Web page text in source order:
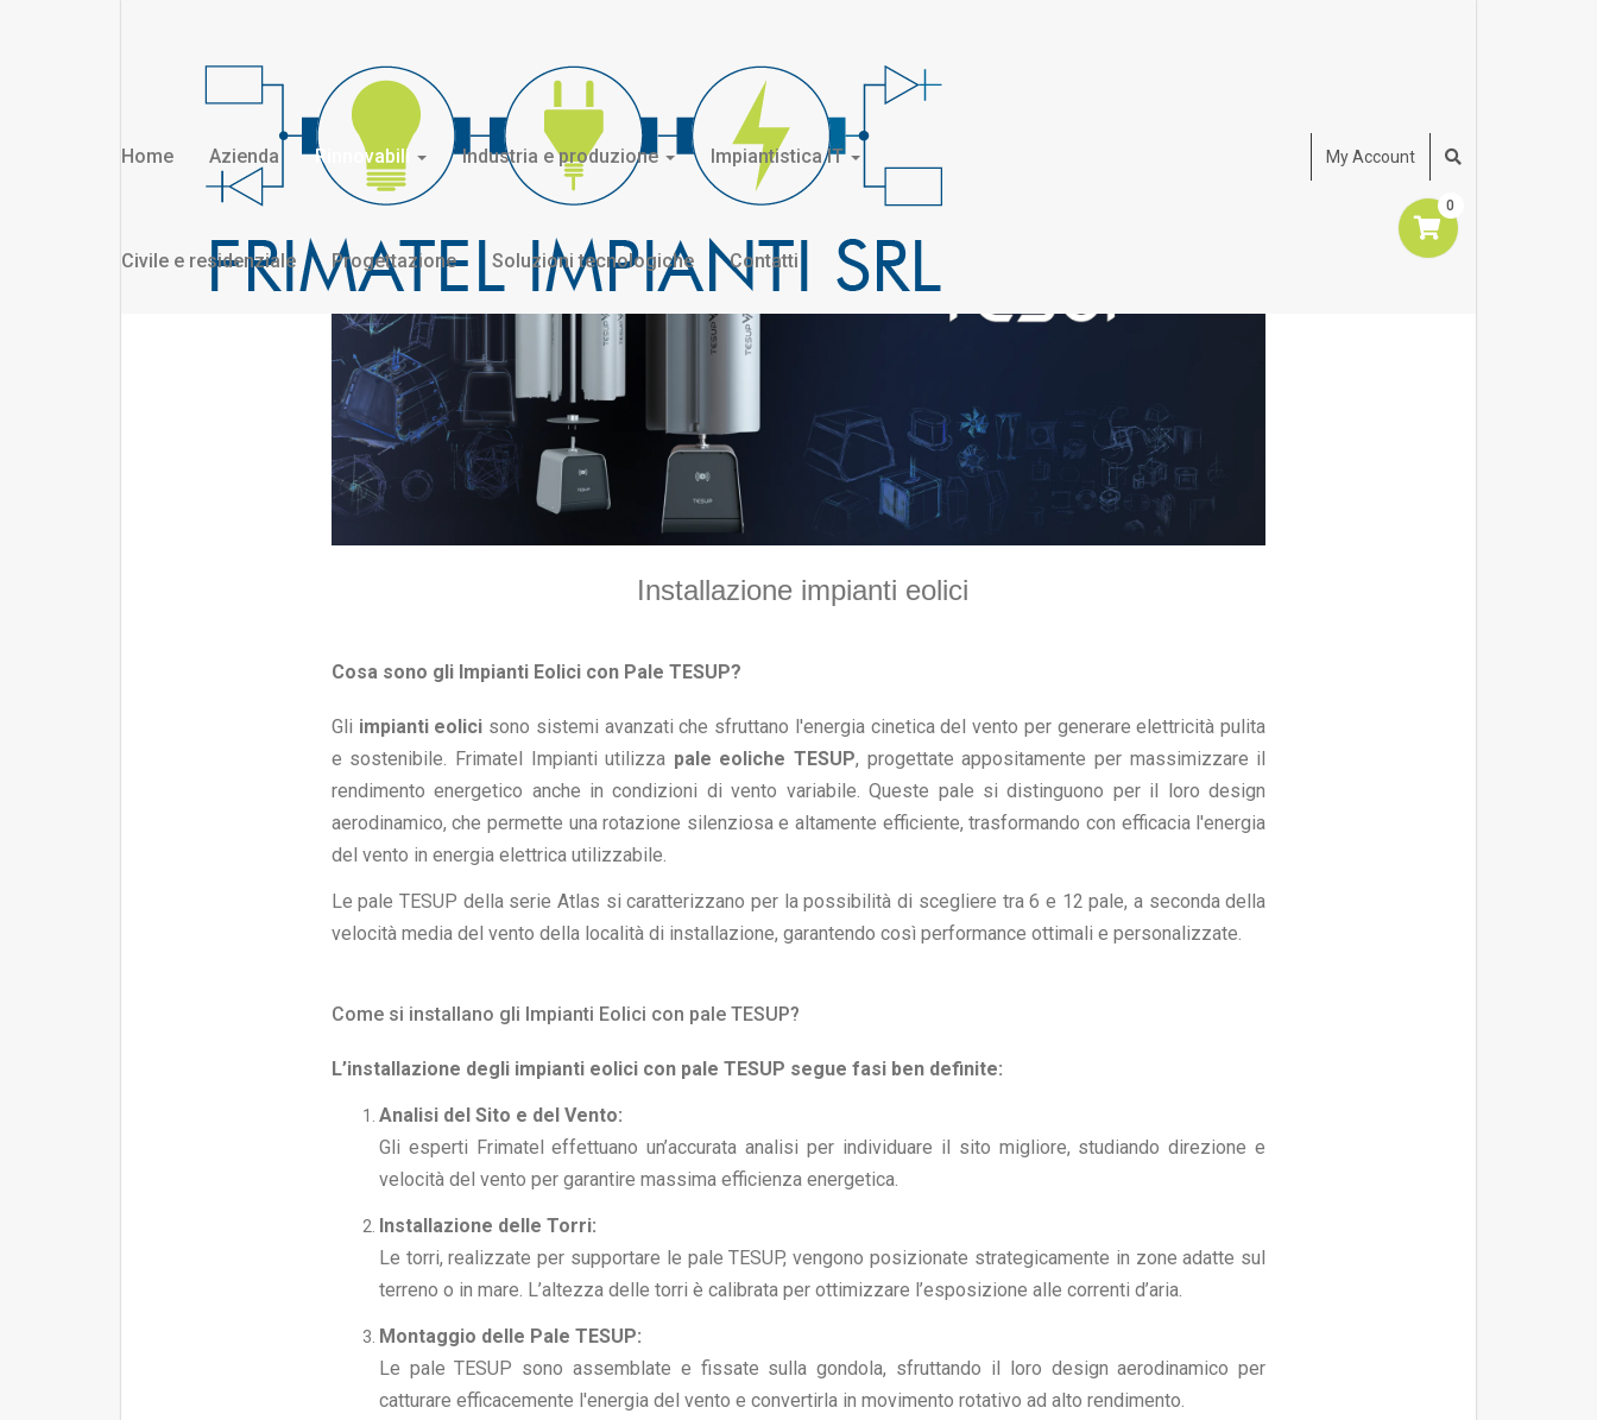
Home Azienda Rinnovabili Industria e produzione Impiantistica IT
Civile e residenziale Progettazione Soluzioni tecnologiche Contatti
0
My Account
Installazione impianti eolici
Cosa sono gli Impianti Eolici con Pale TESUP?
Gli impianti eolici sono sistemi avanzati che sfruttano l'energia cinetica del vento per generare elettricità pulita
e sostenibile. Frimatel Impianti utilizza pale eoliche TESUP, progettate appositamente per massimizzare il
rendimento energetico anche in condizioni di vento variabile. Queste pale si distinguono per il loro design
aerodinamico, che permette una rotazione silenziosa e altamente efficiente, trasformando con efficacia l'energia
del vento in energia elettrica utilizzabile.
Le pale TESUP della serie Atlas si caratterizzano per la possibilità di scegliere tra 6 e 12 pale, a seconda della
velocità media del vento della località di installazione, garantendo così performance ottimali e personalizzate.
Come si installano gli Impianti Eolici con pale TESUP?
L’installazione degli impianti eolici con pale TESUP segue fasi ben definite:
Analisi del Sito e del Vento:
Gli esperti Frimatel effettuano un’accurata analisi per individuare il sito migliore, studiando direzione e
velocità del vento per garantire massima efficienza energetica.
Installazione delle Torri:
Le torri, realizzate per supportare le pale TESUP, vengono posizionate strategicamente in zone adatte sul
terreno o in mare. L’altezza delle torri è calibrata per ottimizzare l’esposizione alle correnti d’aria.
Montaggio delle Pale TESUP:
Le pale TESUP sono assemblate e fissate sulla gondola, sfruttando il loro design aerodinamico per
catturare efficacemente l'energia del vento e convertirla in movimento rotativo ad alto rendimento.